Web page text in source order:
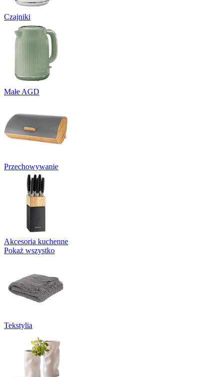
Czajniki
Małe AGD
Przechowywanie
Akcesoria kuchenne
Pokaż wszystko
Tekstylia